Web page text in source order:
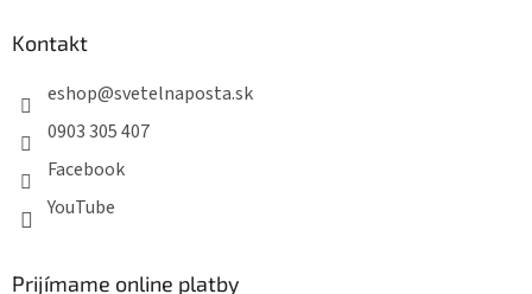
Kontakt
eshop@svetelnaposta.sk
0903 305 407
Facebook
YouTube
Prijímame online platby